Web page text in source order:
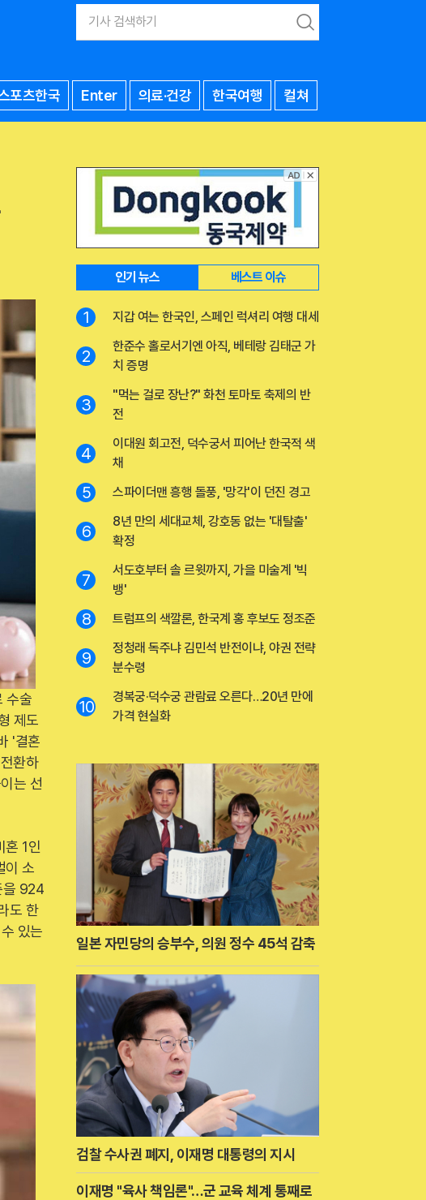
검
색
포츠한국 Enter 의료·건강 한국여행 컬쳐
수술
제도
'결혼
환하
는 선
혼 1인
이 소
을 924
도 한
있는
인기 뉴스 베스트 이슈
1 지갑 여는 한국인, 스페인 럭셔리 여행 대세
2
한준수 홀로서기엔 아직, 베테랑 김태군 가
치 증명
3
"먹는 걸로 장난?" 화천 토마토 축제의 반
전
4
이대원 회고전, 덕수궁서 피어난 한국적 색
채
5 스파이더맨 흥행 돌풍, '망각'이 던진 경고
6
8년 만의 세대교체, 강호동 없는 '대탈출'
확정
7
서도호부터 솔 르윗까지, 가을 미술계 '빅
뱅'
8 트럼프의 색깔론, 한국계 홍 후보도 정조준
9
정청래 독주냐 김민석 반전이냐, 야권 전략
분수령
10
경복궁·덕수궁 관람료 오른다…20년 만에
가격 현실화
일본 자민당의 승부수, 의원 정수 45석 감축
검찰 수사권 폐지, 이재명 대통령의 지시
이재명 "육사 책임론"…군 교육 체계 통째로